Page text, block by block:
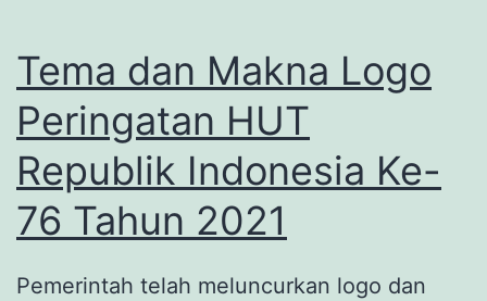
Tema dan Makna Logo
Peringatan HUT
Republik Indonesia Ke-
76 Tahun 2021
Pemerintah telah meluncurkan logo dan